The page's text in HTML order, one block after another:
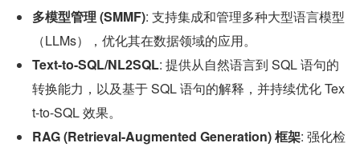
多模型管理 (SMMF): 支持集成和管理多种大型语言模型
（LLMs），优化其在数据领域的应用。
Text-to-SQL/NL2SQL: 提供从自然语言到 SQL 语句的
转换能力，以及基于 SQL 语句的解释，并持续优化 Tex
t-to-SQL 效果。
RAG (Retrieval-Augmented Generation) 框架: 强化检